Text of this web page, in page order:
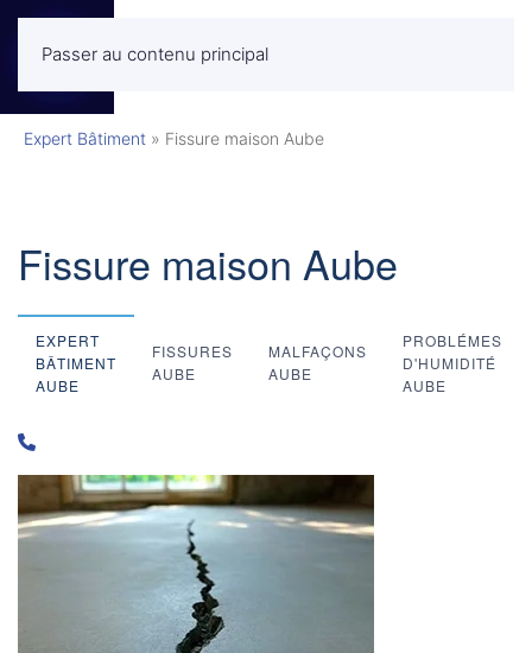
Passer au contenu principalMENU
Expert Bâtiment » Fissure maison Aube
Fissure maison Aube
EXPERT
BÂTIMENT
AUBE
FISSURES
AUBE
MALFAÇONS
AUBE
PROBLÉMES
D'HUMIDITÉ
AUBE